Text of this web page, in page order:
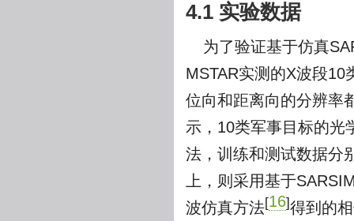
4.1 实验数据
为了验证基于仿真
MSTAR实测的X波段
位向和距离向的分辨率
示，10类军事目标的光
法，训练和测试数据分
上，则采用基于
波仿真方法[16]得到的